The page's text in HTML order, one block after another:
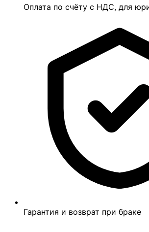
Оплата по счёту с НДС, для
Гарантия и возврат при браке